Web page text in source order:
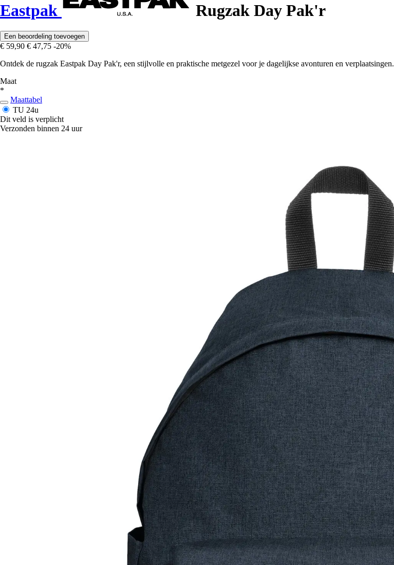
Eastpak Rugzak Day Pak'r
Een beoordeling toevoegen
€ 59,90 € 47,75 -20%
Ontdek de rugzak Eastpak Day Pak'r, een stijlvolle en praktische metgezel voor je dagelijkse avonturen en verplaatsingen.
Maat
*
Maattabel
TU 24u
Dit veld is verplicht
Verzonden binnen 24 uur